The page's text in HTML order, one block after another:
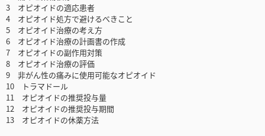
3 オピオイドの適応患者
4 オピオイド処方で避けるべきこと
5 オピオイド治療の考え方
6 オピオイド治療の計画書の作成
7 オピオイドの副作用対策
8 オピオイド治療の評価
9 非がん性の痛みに使用可能なオピオイド
10 トラマドール
11 オピオイドの推奨投与量
12 オピオイドの推奨投与期間
13 オピオイドの休薬方法